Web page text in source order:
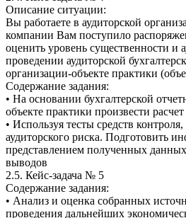
Описание ситуации:
Вы работаете в аудиторской
компании Вам поступило
оценить уровень существенности и
проведении аудиторской
организации-объекте практики
Содержание задания:
• На основании бухгалтерской
объекте практики произвести
• Используя тесты средств
аудиторского риска. Подготовить
представлением полученных
выводов
2.5. Кейс-задача № 5
Содержание задания:
• Анализ и оценка собранных
проведения дальнейших